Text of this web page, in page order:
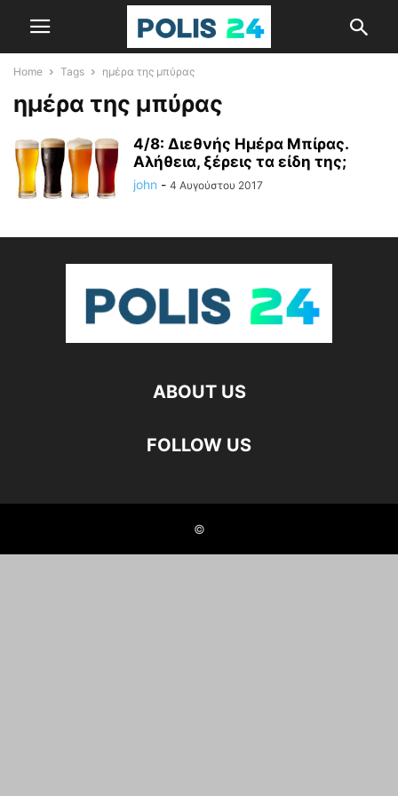
Home Tags ημέρα της μπύρας
ημέρα της μπύρας
4/8: Διεθνής Ημέρα Μπίρας.
Αλήθεια, ξέρεις τα είδη της;
john - 4 Αυγούστου 2017
ABOUT US
FOLLOW US
©